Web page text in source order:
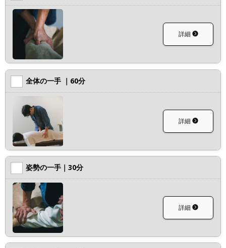
詳細
全体の一手 ｜60分
詳細
姿勢の一手｜30分
詳細